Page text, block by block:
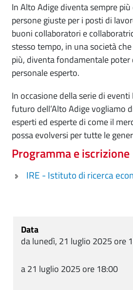
Data
da lunedì, 21 luglio 2025 ore
a 21 luglio 2025 ore 18:00
In Alto Adige diventa sempre
persone giuste per i posti di
buoni collaboratori e
stesso tempo, in una società
più, diventa fondamentale poter
personale esperto.
In occasione della serie di
futuro dell’Alto Adige vogliamo
esperti ed esperte di come il
possa evolversi per tutte le
Programma e iscrizione
IRE - Istituto di ricerca